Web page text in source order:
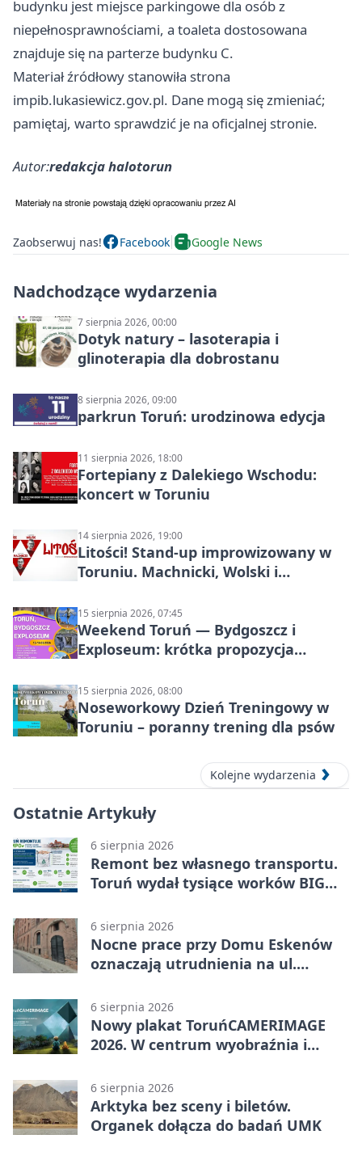
budynku jest miejsce parkingowe dla osób z
niepełnosprawnościami, a toaleta dostosowana
znajduje się na parterze budynku C.
Materiał źródłowy stanowiła strona
impib.lukasiewicz.gov.pl. Dane mogą się zmieniać;
pamiętaj, warto sprawdzić je na oficjalnej stronie.
Autor:redakcja halotorun
Zaobserwuj nas! Facebook Google News
Nadchodzące wydarzenia
7 sierpnia 2026, 00:00
Dotyk natury – lasoterapia i
glinoterapia dla dobrostanu
8 sierpnia 2026, 09:00
parkrun Toruń: urodzinowa edycja
11 sierpnia 2026, 18:00
Fortepiany z Dalekiego Wschodu:
koncert w Toruniu
14 sierpnia 2026, 19:00
Litości! Stand-up improwizowany w
Toruniu. Machnicki, Wolski i
15 sierpnia 2026, 07:45
Weekend Toruń — Bydgoszcz i
Exploseum: krótka propozycja
15 sierpnia 2026, 08:00
Noseworkowy Dzień Treningowy w
Toruniu – poranny trening dla psów
Kolejne wydarzenia
Ostatnie Artykuły
6 sierpnia 2026
Remont bez własnego transportu.
Toruń wydał tysiące worków BIG
6 sierpnia 2026
Nocne prace przy Domu Eskenów
oznaczają utrudnienia na ul.
6 sierpnia 2026
Nowy plakat ToruńCAMERIMAGE
2026. W centrum wyobraźnia i
6 sierpnia 2026
Arktyka bez sceny i biletów.
Organek dołącza do badań UMK